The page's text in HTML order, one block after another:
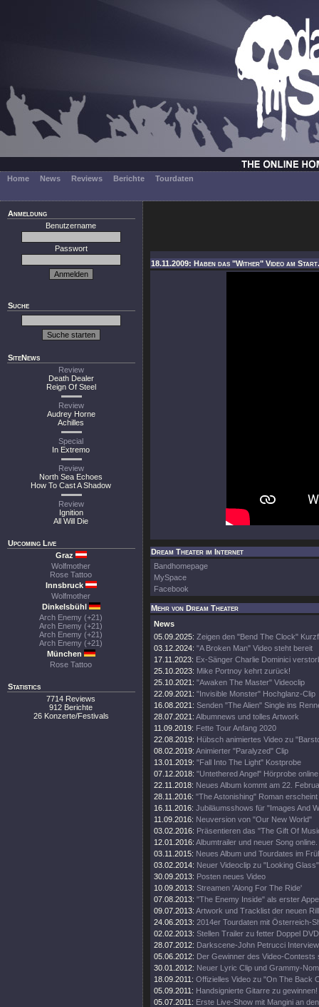
Home News Reviews Berichte Tourdaten
Anmeldung
Benutzername
Passwort
Suche
SiteNews
Review
Death Dealer
Reign Of Steel
Review
Audrey Horne
Achilles
Special
In Extremo
Review
North Sea Echoes
How To Cast A Shadow
Review
Ignition
All Will Die
Upcoming Live
Graz
Wolfmother
Rose Tattoo
Innsbruck
Wolfmother
Dinkelsbühl
Arch Enemy (+21)
Arch Enemy (+21)
Arch Enemy (+21)
Arch Enemy (+21)
München
Rose Tattoo
Statistics
7714 Reviews
912 Berichte
26 Konzerte/Festivals
18.11.2009: Haben das "Wither" Video am
Dream Theater im Internet
Bandhomepage
MySpace
Facebook
Mehr von Dream Theater
News
05.09.2025: Zeigen den "Bend The Clock"
03.12.2024: "A Broken Man" Video steht bereit
17.11.2023: Ex-Sänger Charlie Dominici
25.10.2023: Mike Portnoy kehrt zurück!
25.10.2021: "Awaken The Master" Videoclip
22.09.2021: "Invisible Monster" Hochglanz-Clip
16.08.2021: Senden "The Alien" Single ins
28.07.2021: Albumnews und tolles Artwork
11.09.2019: Fette Tour Anfang 2020
22.08.2019: Hübsch animiertes Video zu
08.02.2019: Animierter "Paralyzed" Clip
13.01.2019: "Fall Into The Light" Kostprobe
07.12.2018: "Untethered Angel" Hörprobe online
22.11.2018: Neues Album kommt am 22.
28.11.2016: "The Astonishing" Roman erscheint
16.11.2016: Jubiläumsshows für "Images And
11.09.2016: Neuversion von "Our New World"
03.02.2016: Präsentieren das "The Gift Of
12.01.2016: Albumtrailer und neuer Song online.
03.11.2015: Neues Album und Tourdates im
03.02.2014: Neuer Videoclip zu "Looking
30.09.2013: Posten neues Video
10.09.2013: Streamen 'Along For The Ride'
07.08.2013: "The Enemy Inside" als erster
09.07.2013: Artwork und Tracklist der neuen
24.06.2013: 2014er Tourdaten mit Österreich-
02.02.2013: Stellen Trailer zu fetter Doppel
28.07.2012: Darkscene-John Petrucci
05.06.2012: Der Gewinner des Video-Contests
30.01.2012: Neuer Lyric Clip und Grammy-
18.09.2011: Offizielles Video zu "On The Back
05.09.2011: Handsignierte Gitarre zu gewinnen!
05.07.2011: Erste Live-Show mit Mangini an